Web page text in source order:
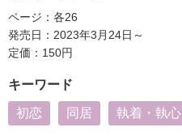
ページ：各26
発売日：2023年3月24日～
定価：150円
キーワード
初恋 同居 執着・執心